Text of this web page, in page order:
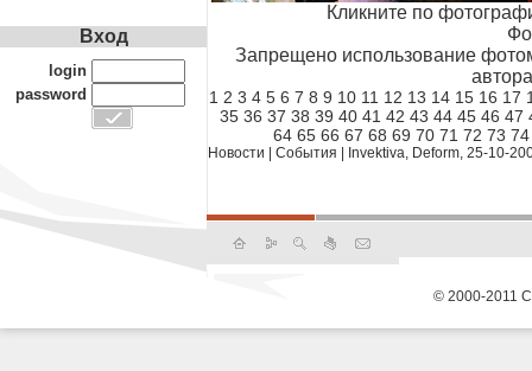
Кликните по
Запрещено использование
1 2 3 4 5 6 7 8 9 10 11 12 13 14 15 16 17
35 36 37 38 39 40 41 42 43 44 45 46 47
64 65 66 67 68 69 70 71 72 73 74
Новости События Invektiva, Deform, 25-10-
Вход
login
password
© 2000-2011